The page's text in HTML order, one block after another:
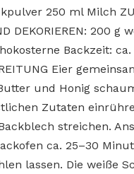
250 ml Milch
DEKORIEREN: 200 g
Backzeit: ca.
Eier
und Honig
Zutaten
streichen.
ca. 25–30
lassen. Die weiße